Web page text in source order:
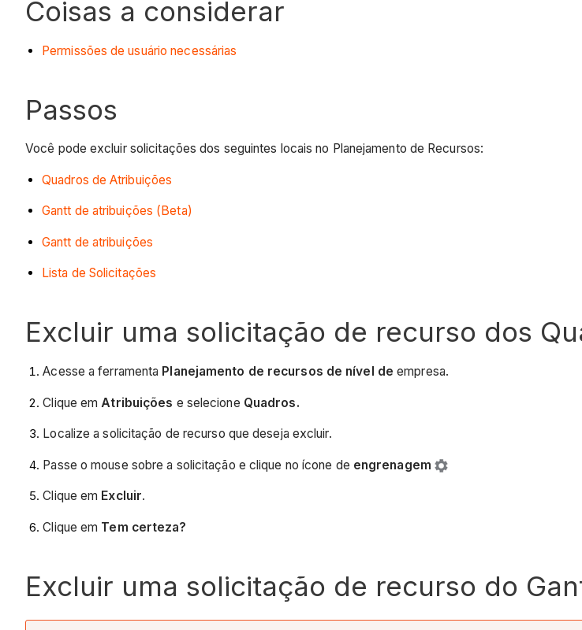
Coisas a considerar
Permissões de usuário necessárias
Passos
Você pode excluir solicitações dos seguintes locais no Planejamento de Recursos:
Quadros de Atribuições
Gantt de atribuições (Beta)
Gantt de atribuições
Lista de Solicitações
Excluir uma solicitação de recurso dos
Acesse a ferramenta Planejamento de recursos de nível de empresa.
Clique emAtribuições e selecione Quadros.
Localize a solicitação de recurso que deseja excluir.
Passe o mouse sobre a solicitação e clique no ícone de engrenagem
Clique em Excluir.
Clique em Tem certeza?
Excluir uma solicitação de recurso do